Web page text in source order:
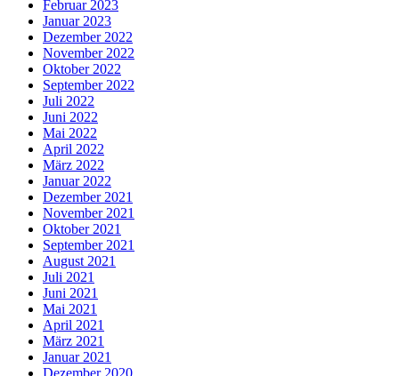
Februar 2023
Januar 2023
Dezember 2022
November 2022
Oktober 2022
September 2022
Juli 2022
Juni 2022
Mai 2022
April 2022
März 2022
Januar 2022
Dezember 2021
November 2021
Oktober 2021
September 2021
August 2021
Juli 2021
Juni 2021
Mai 2021
April 2021
März 2021
Januar 2021